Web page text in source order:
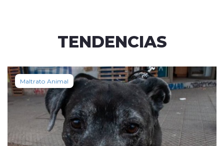
TENDENCIAS
Maltrato Animal